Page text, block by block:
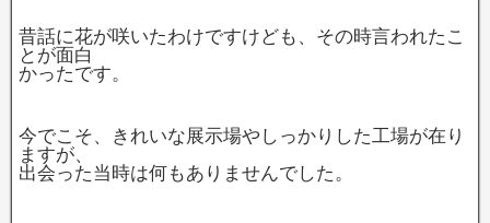
昔話に花が咲いたわけですけども、その時言われたこ
とが面白
かったです。
今でこそ、きれいな展示場やしっかりした工場が在り
ますが、
出会った当時は何もありませんでした。